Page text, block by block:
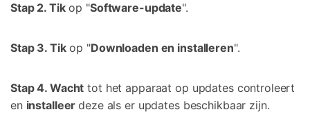
Stap 2. Tik op "Software-update".
Stap 3. Tik op "Downloaden en installeren".
Stap 4. Wacht tot het apparaat op updates controleert
en installeer deze als er updates beschikbaar zijn.